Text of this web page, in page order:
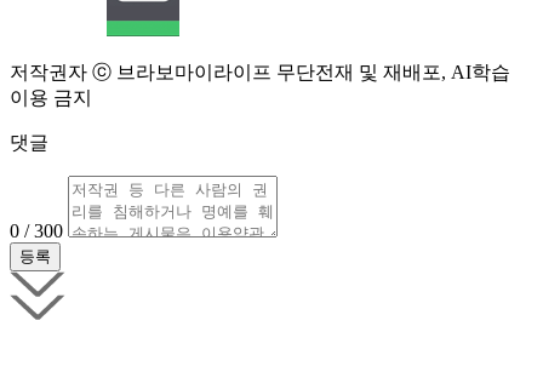
저작권자 ⓒ 브라보마이라이프 무단전재 및 재배포, AI학습
이용 금지
댓글
0 / 300